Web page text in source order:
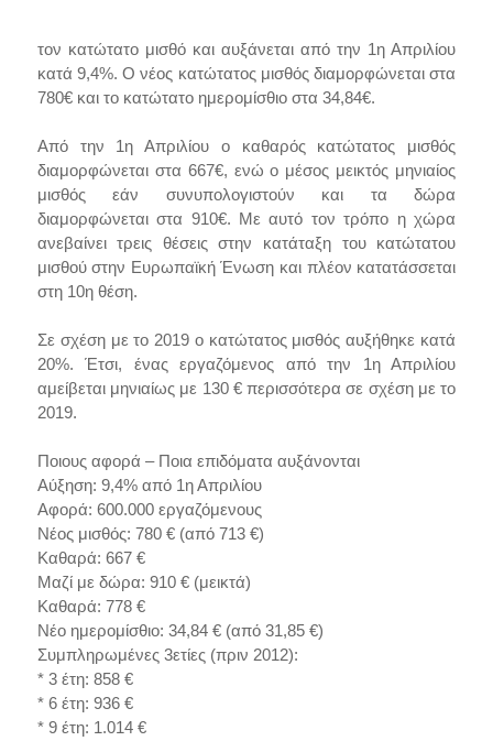
τον κατώτατο μισθό και αυξάνεται από την 1η Απριλίου
κατά 9,4%. Ο νέος κατώτατος μισθός διαμορφώνεται στα
780€ και το κατώτατο ημερομίσθιο στα 34,84€.
Από την 1η Απριλίου ο καθαρός κατώτατος μισθός
διαμορφώνεται στα 667€, ενώ ο μέσος μεικτός μηνιαίος
μισθός εάν συνυπολογιστούν και τα δώρα
διαμορφώνεται στα 910€. Με αυτό τον τρόπο η χώρα
ανεβαίνει τρεις θέσεις στην κατάταξη του κατώτατου
μισθού στην Ευρωπαϊκή Ένωση και πλέον κατατάσσεται
στη 10η θέση.
Σε σχέση με το 2019 ο κατώτατος μισθός αυξήθηκε κατά
20%. Έτσι, ένας εργαζόμενος από την 1η Απριλίου
αμείβεται μηνιαίως με 130 € περισσότερα σε σχέση με το
2019.
Ποιους αφορά – Ποια επιδόματα αυξάνονται
Αύξηση: 9,4% από 1η Απριλίου
Αφορά: 600.000 εργαζόμενους
Νέος μισθός: 780 € (από 713 €)
Καθαρά: 667 €
Μαζί με δώρα: 910 € (μεικτά)
Καθαρά: 778 €
Νέο ημερομίσθιο: 34,84 € (από 31,85 €)
Συμπληρωμένες 3ετίες (πριν 2012):
* 3 έτη: 858 €
* 6 έτη: 936 €
* 9 έτη: 1.014 €